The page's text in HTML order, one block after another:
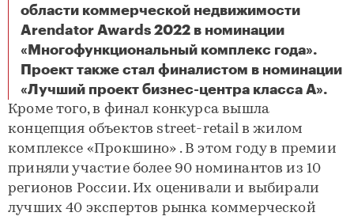
области коммерческой недвижимости
Arendator Awards 2022 в номинации
«Многофункциональный комплекс года».
Проект также стал финалистом в номинации
«Лучший проект бизнес-центра класса А».
Бизнес-квартал «Прокшино» признан лучшим проектом многофункционального комплекса в России
Кроме того, в финал конкурса вышла
концепция объектов street-retail в жилом
комплексе «Прокшино» . В этом году в премии
приняли участие более 90 номинантов из 10
регионов России. Их оценивали и выбирали
лучших 40 экспертов рынка коммерческой